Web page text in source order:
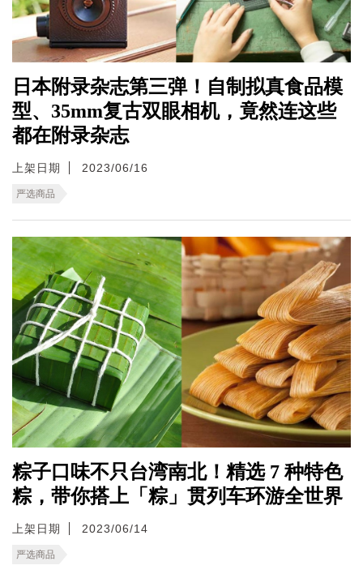
日本附录杂志第三弹！自制拟真食品模
型、35mm复古双眼相机，竟然连这些
都在附录杂志
上架日期 2023/06/16
严选商品
粽子口味不只台湾南北！精选 7 种特色
粽，带你搭上「粽」贯列车环游全世界
上架日期 2023/06/14
严选商品